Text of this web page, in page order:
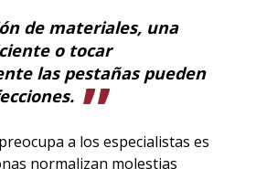
de materiales, una
o tocar
las pestañas pueden
a los especialistas es
normalizan molestias